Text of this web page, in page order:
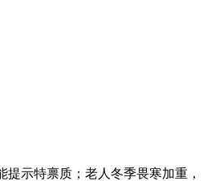
示特禀质；老人冬季畏寒加重，